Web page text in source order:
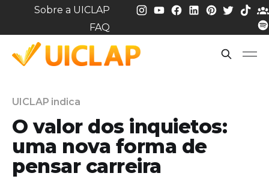
Sobre a UICLAP
FAQ
UICLAP indica
O valor dos inquietos:
uma nova forma de
pensar carreira